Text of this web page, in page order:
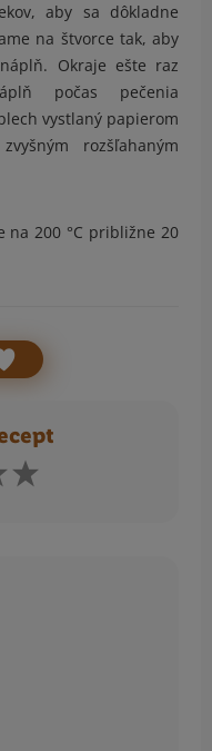
aby sa dôkladne
na štvorce tak, aby
Okraje ešte raz
počas pečenia
vystlaný papierom
rozšľahaným
na 200 °C približne 20